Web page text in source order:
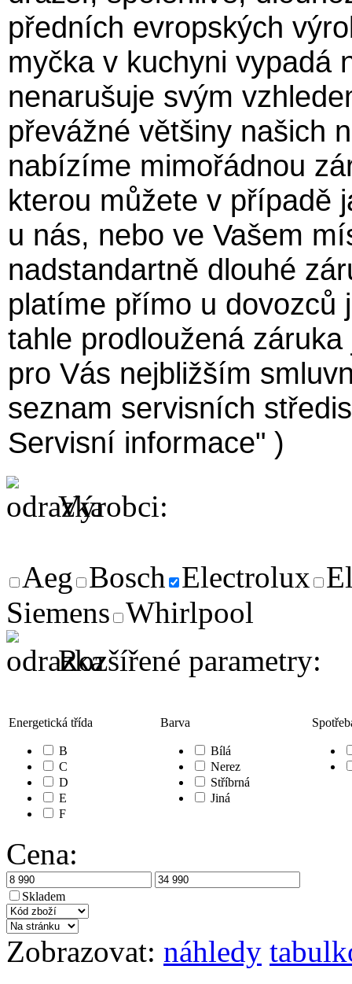
předních evropských
myčka v kuchyni vypadá
nenarušuje svým
převážné většiny našich
nabízíme mimořádnou
kterou můžete v případě
u nás, nebo ve Vašem
nadstandartně dlouhé
platíme přímo u dovozců
tahle prodloužená
pro Vás nejbližším
seznam servisních
Servisní informace" )
Výrobci:
Aeg Bosch Electrolux
Siemens Whirlpool
Rozšířené parametry:
Energetická třída
B
C
D
E
F
Barva
Bílá
Nerez
Stříbrná
Jiná
Cena:
Skladem
Zobrazovat: náhledy